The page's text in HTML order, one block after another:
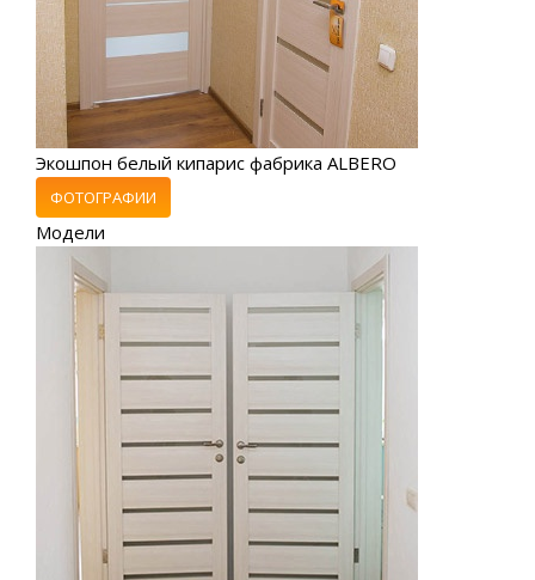
Экошпон белый кипарис фабрика ALBERO
ФОТОГРАФИИ
Модели